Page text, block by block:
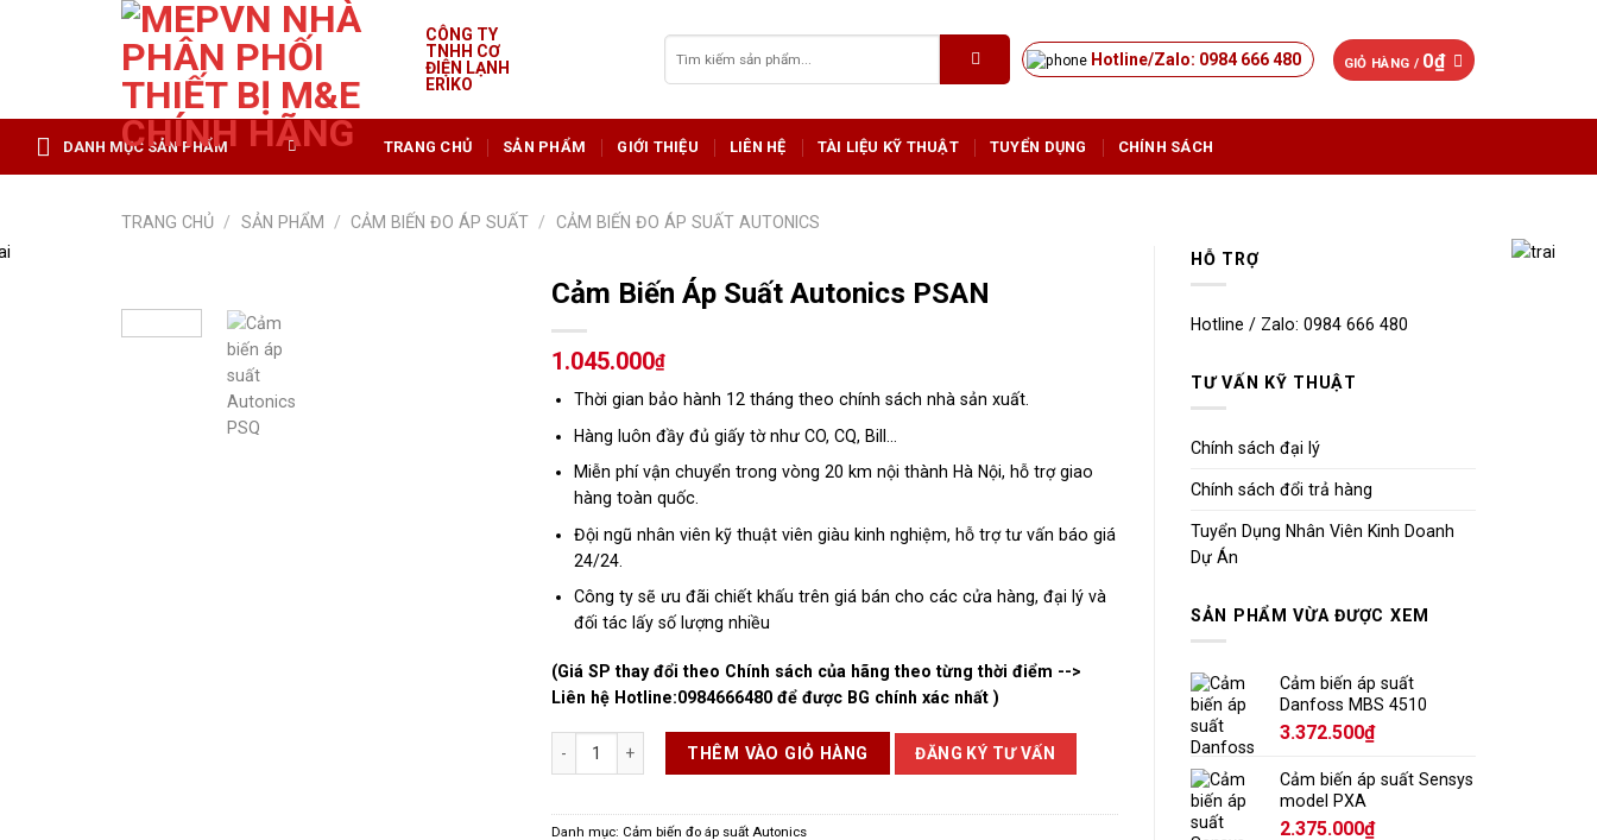
CÔNG TY
TNHH CƠ
ĐIỆN LẠNH
ERIKO
kiếm:
Hotline/Zalo: 0984 666 480 GIỎ HÀNG / 0₫
DANH MỤC SẢN PHẨM TRANG CHỦ SẢN PHẨM GIỚI THIỆU LIÊN HỆ TÀI LIỆU KỸ THUẬT TUYỂN DỤNG CHÍNH SÁCH
TRANG CHỦ / SẢN PHẨM / CẢM BIẾN ĐO ÁP SUẤT /
CẢM BIẾN ĐO ÁP SUẤT AUTONICS
HỖ TRỢ
Hotline / Zalo: 0984 666 480
TƯ VẤN KỸ THUẬT
Chính sách đại lý
Chính sách đổi trả hàng
Tuyển Dụng Nhân Viên Kinh Doanh
Dự Án
SẢN PHẨM VỪA ĐƯỢC XEM
Cảm biến áp suất
Danfoss MBS 4510
3.372.500₫
Cảm biến áp suất Sensys
model PXA
2.375.000₫
Cảm Biến Áp Suất Autonics PSAN
1.045.000₫
Thời gian bảo hành 12 tháng theo chính sách nhà sản xuất.
Hàng luôn đầy đủ giấy tờ như CO, CQ, Bill…
Miễn phí vận chuyển trong vòng 20 km nội thành Hà Nội, hỗ trợ giao
hàng toàn quốc.
Đội ngũ nhân viên kỹ thuật viên giàu kinh nghiệm, hỗ trợ tư vấn báo giá
24/24.
Công ty sẽ ưu đãi chiết khấu trên giá bán cho các cửa hàng, đại lý và
đối tác lấy số lượng nhiều
(Giá SP thay đổi theo Chính sách của hãng theo từng thời điểm -->
Liên hệ Hotline:0984666480 để được BG chính xác nhất )
Cảm Biến Áp Suất Autonics PSAN số lượng
THÊM VÀO GIỎ HÀNG ĐĂNG KÝ TƯ VẤN
Danh mục: Cảm biến đo áp suất Autonics